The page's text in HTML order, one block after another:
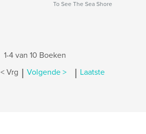
To See The Sea Shore
1-4 van 10 Boeken
< Vrg | Volgende > | Laatste